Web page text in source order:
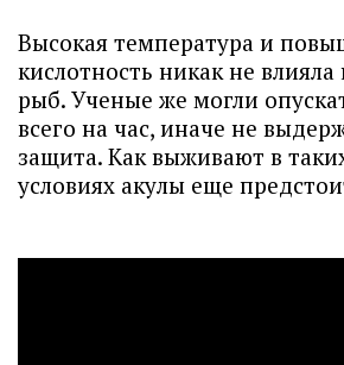
Высокая температура и
кислотность никак не
рыб. Ученые же могли
всего на час, иначе не
защита. Как выживают в
условиях акулы еще